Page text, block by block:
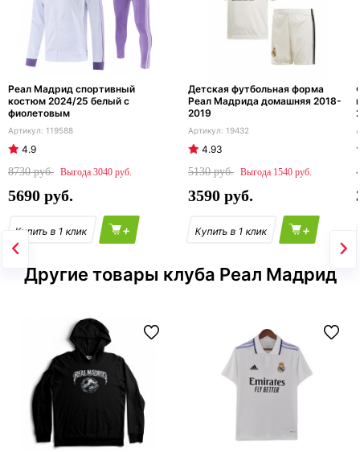
Реал Мадрид спортивный
костюм 2024/25 белый с
фиолетовым
119588
4.9
8730
3040
5690
+
Детская футбольная форма
Реал Мадрида домашняя 2018-
2019
19432
4.93
5130
1540
3590
+
Другие товары клуба Реал Мадрид